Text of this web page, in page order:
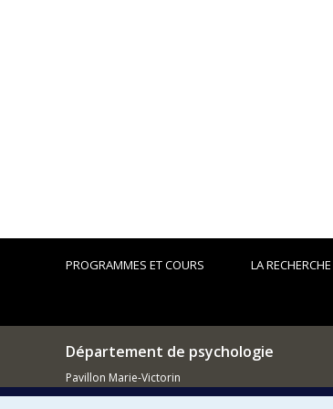
PROGRAMMES ET COURS LA RECHERCHE
Département de psychologie
Pavillon Marie-Victorin
90, avenue Vincent d'Indy